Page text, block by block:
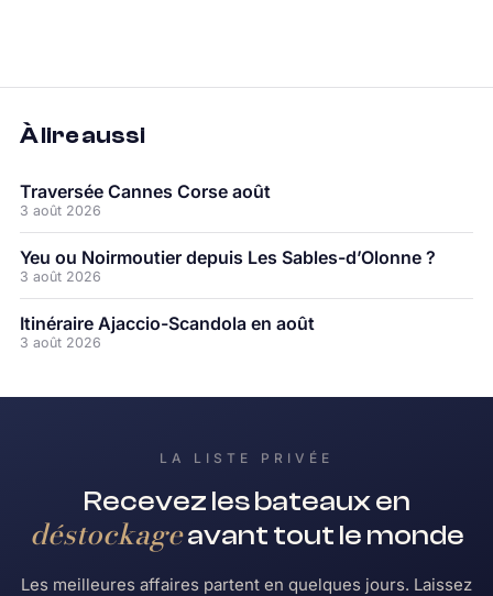
À lire aussi
Traversée Cannes Corse août
3 août 2026
Yeu ou Noirmoutier depuis Les Sables-d’Olonne ?
3 août 2026
Itinéraire Ajaccio-Scandola en août
3 août 2026
LA LISTE PRIVÉE
Recevez les bateaux en
déstockageavant tout le monde
Les meilleures affaires partent en quelques jours. Laissez